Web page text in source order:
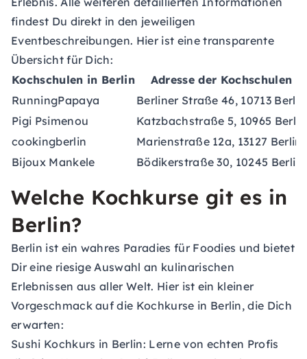
findest Du direkt in den jeweiligen
Eventbeschreibungen. Hier ist eine transparente
Übersicht für Dich:
Kochschulen in Berlin
Adresse der Kochschulen
RunningPapaya
Berliner Straße 46, 10713 Berlin
Pigi Psimenou
Katzbachstraße 5, 10965 Berlin
cookingberlin
Marienstraße 12a, 13127 Berlin
Bijoux Mankele
Bödikerstraße 30, 10245 Berlin
Welche Kochkurse git es in
Berlin?
Berlin ist ein wahres Paradies für Foodies und bietet
Dir eine riesige Auswahl an kulinarischen
Erlebnissen aus aller Welt. Hier ist ein kleiner
Vorgeschmack auf die Kochkurse in Berlin, die Dich
erwarten:
Sushi Kochkurs in Berlin: Lerne von echten Profis